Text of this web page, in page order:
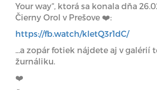
Your way“, ktorá sa konala dňa
Čierny Orol v Prešove ❤️:
https://fb.watch/kIetQ3r1dC/
...a zopár fotiek nájdete aj v galérií
žurnáliku.
❤️